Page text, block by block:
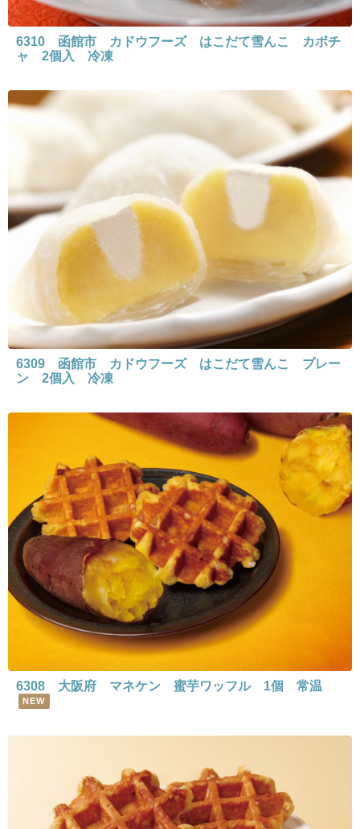
6310 函館市 カドウフーズ はこだて雪んこ カボチ
ャ 2個入 冷凍
6309 函館市 カドウフーズ はこだて雪んこ プレー
ン 2個入 冷凍
6308 大阪府 マネケン 蜜芋ワッフル 1個 常温
NEW